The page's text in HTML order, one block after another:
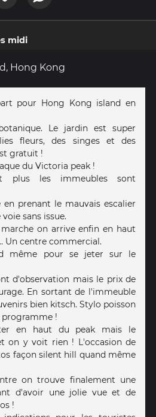
midi
Hong Kong
pour Hong Kong island en
Le jardin est super
fleurs, des singes et des
gratuit !
du Victoria peak !
plus les immeubles sont
prenant le mauvais escalier
sans issue.
on arrive enfin en haut
Un centre commercial.
même pour se jeter sur le
d'observation mais le prix de
En sortant de l'immeuble
bien kitsch. Stylo poisson
programme !
en haut du peak mais le
on y voit rien ! L'occasion de
façon silent hill quand même
on trouve finalement une
d'avoir une jolie vue et de
!